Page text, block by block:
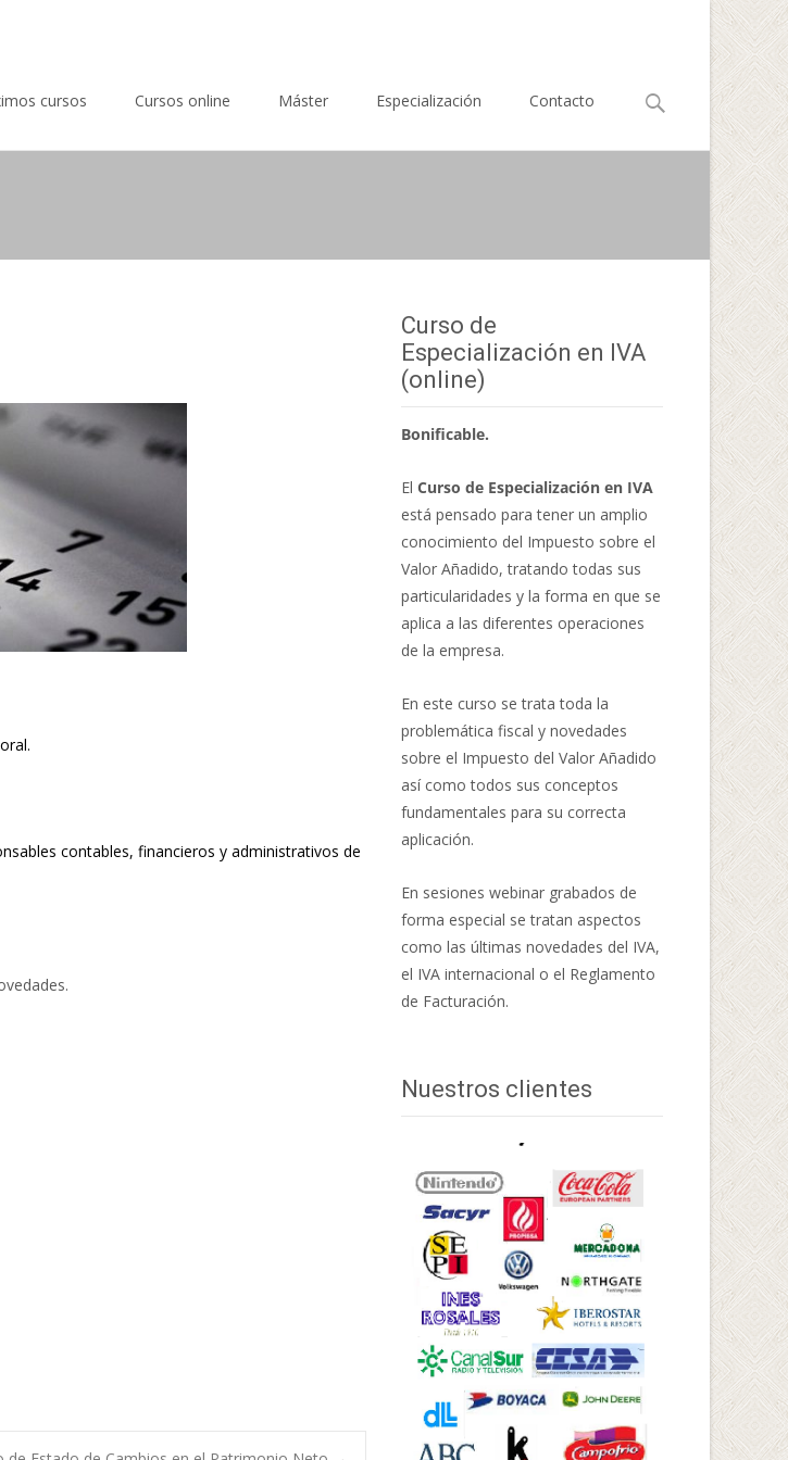
cursos Cursos online Máster Especialización Contacto
Buscar
contables, financieros y administrativos de
Curso de
Especialización en IVA
(online)
Bonificable.
El Curso de Especialización en IVA
está pensado para tener un amplio
conocimiento del Impuesto sobre el
Valor Añadido, tratando todas sus
particularidades y la forma en que se
aplica a las diferentes operaciones
de la empresa.
En este curso se trata toda la
problemática fiscal y novedades
sobre el Impuesto del Valor Añadido
así como todos sus conceptos
fundamentales para su correcta
aplicación.
En sesiones webinar grabados de
forma especial se tratan aspectos
como las últimas novedades del IVA,
el IVA internacional o el Reglamento
de Facturación.
Nuestros clientes